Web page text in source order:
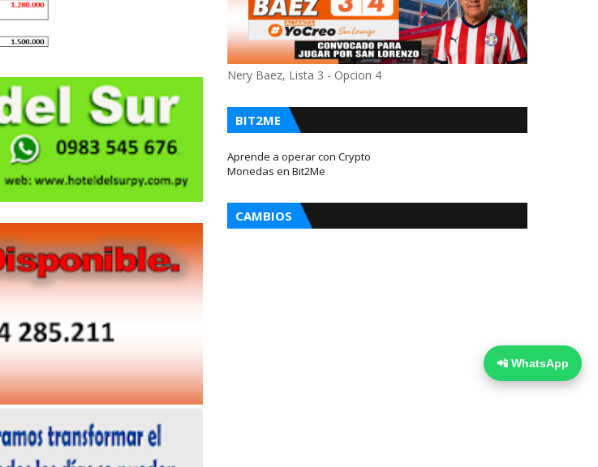
Nery Baez, Lista 3 - Opcion 4
BIT2ME
Aprende a operar con Crypto
Monedas en Bit2Me
CAMBIOS
📲 WhatsApp